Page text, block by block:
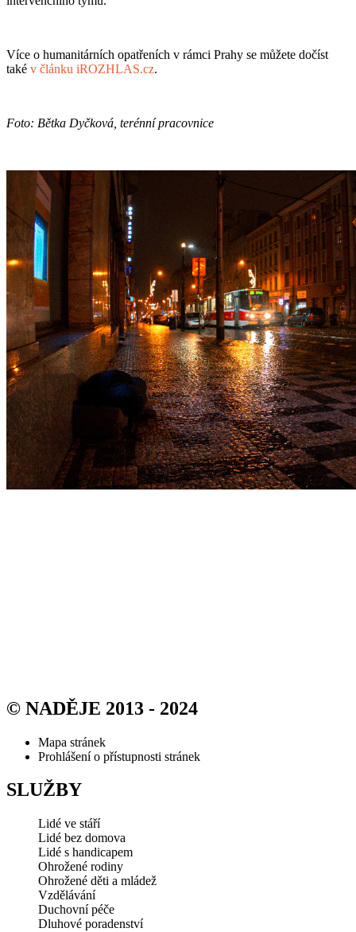
Více o humanitárních opatřeních v rámci Prahy se můžete dočíst
také v článku iROZHLAS.cz.
Foto: Bětka Dyčková, terénní pracovnice
© NADĚJE 2013 - 2024
Mapa stránek
Prohlášení o přístupnosti stránek
SLUŽBY
Lidé ve stáří
Lidé bez domova
Lidé s handicapem
Ohrožené rodiny
Ohrožené děti a mládež
Vzdělávání
Duchovní péče
Dluhové poradenství